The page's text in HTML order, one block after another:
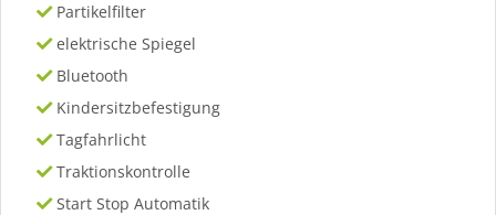
Partikelfilter
elektrische Spiegel
Bluetooth
Kindersitzbefestigung
Tagfahrlicht
Traktionskontrolle
Start Stop Automatik